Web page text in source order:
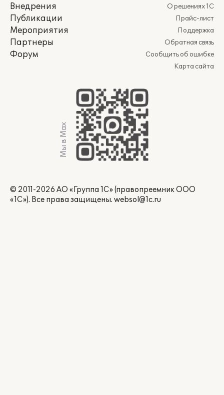
Внедрения
Публикации
Мероприятия
Партнеры
Форум
О решениях 1С
Прайс-лист
Поддержка
Обратная связь
Сообщить об ошибке
Карта сайта
Мы в Max
© 2011-2026 АО «Группа 1С» (правопреемник ООО
«1С»). Все права защищены. websol@1c.ru